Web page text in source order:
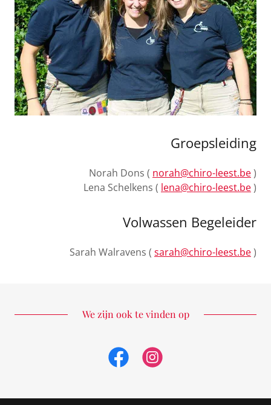
Groepsleiding
Norah Dons ( norah@chiro-leest.be)
Lena Schelkens ( lena@chiro-leest.be)
Volwassen Begeleider
Sarah Walravens ( sarah@chiro-leest.be)
We zijn ook te vinden op